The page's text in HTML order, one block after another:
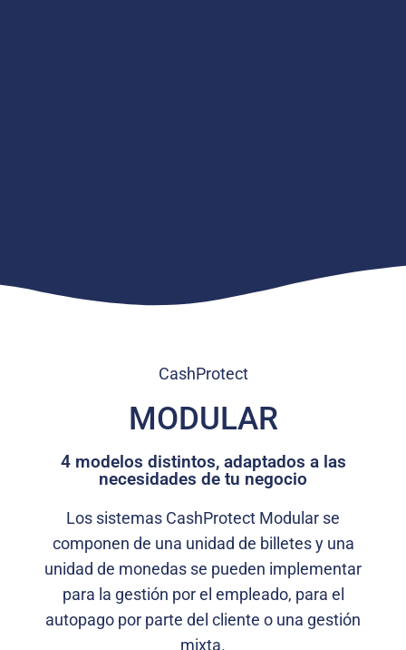
CashProtect
MODULAR
4 modelos distintos, adaptados a las
necesidades de tu negocio
Los sistemas CashProtect Modular se
componen de una unidad de billetes y una
unidad de monedas se pueden implementar
para la gestión por el empleado, para el
autopago por parte del cliente o una gestión
mixta.